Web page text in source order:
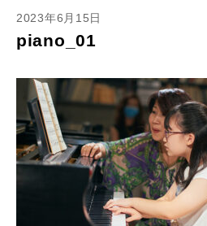
2023年6月15日
piano_01